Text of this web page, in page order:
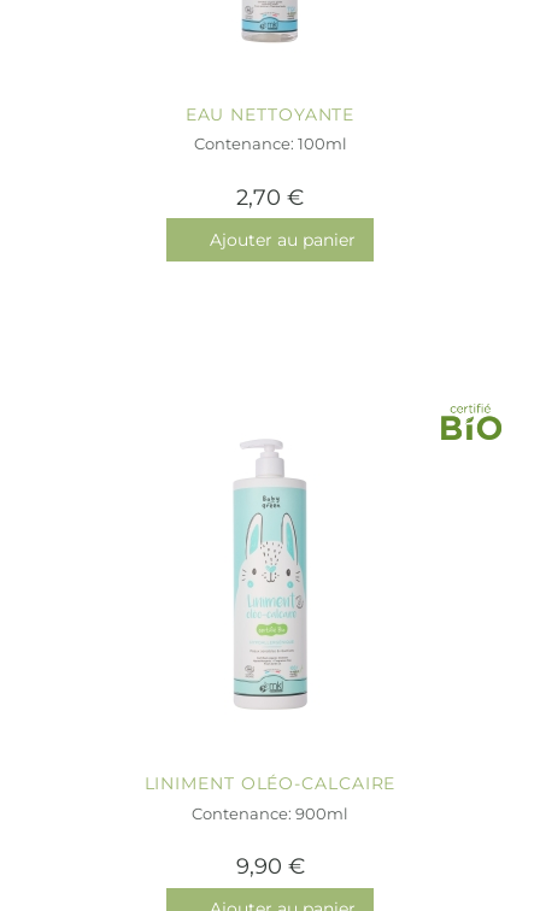
EAU NETTOYANTE
Contenance: 100ml
2,70 €
Ajouter au panier
LINIMENT OLÉO-CALCAIRE
Contenance: 900ml
9,90 €